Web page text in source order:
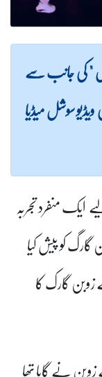
" کی جانب سے
سوشل میڈیا
منفرد تجربہ
گارگ کو پیش کیا
گارک کا